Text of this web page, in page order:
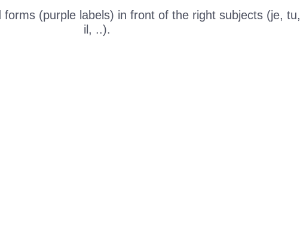
forms (purple labels) in front of the right subjects (je, tu,
il, ..).